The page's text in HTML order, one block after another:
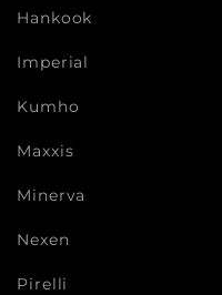
Hankook
Imperial
Kumho
Maxxis
Minerva
Nexen
Pirelli